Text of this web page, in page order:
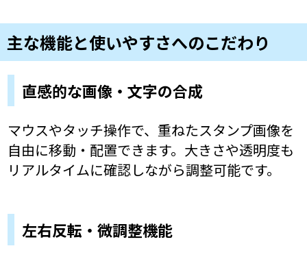
主な機能と使いやすさへのこだわり
直感的な画像・文字の合成
マウスやタッチ操作で、重ねたスタンプ画像を
自由に移動・配置できます。大きさや透明度も
リアルタイムに確認しながら調整可能です。
左右反転・微調整機能